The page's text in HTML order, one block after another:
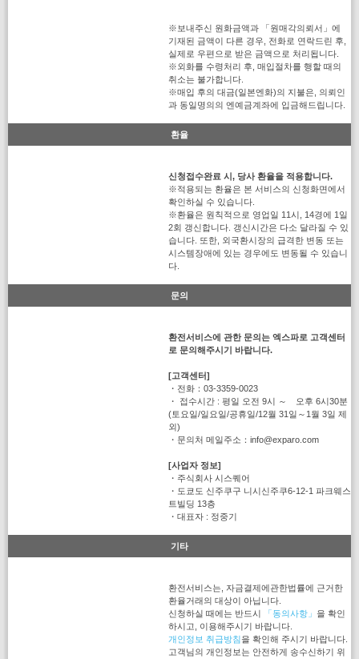
※보내주신 원화금액과 「원매각의뢰서」에
기재된 금액이 다른 경우, 전화로 연락드린 후,
실제로 우편으로 받은 금액으로 처리됩니다.
※외화를 수령처리 후, 매입절차를 행할 때의
취소는 불가합니다.
※매입 후의 대금(일본엔화)의 지불은, 의뢰인
과 동일명의의 엔예금계좌에 입금해드립니다.
환율
신청접수완료 시, 당사 환율을 적용합니다.
※적용되는 환율은 본 서비스의 신청화면에서
확인하실 수 있습니다.
※환율은 원칙적으로 영업일 11시, 14경에 1일
2회 갱신합니다. 갱신시간은 다소 달라질 수 있
습니다. 또한, 외국환시장의 급격한 변동 또는
시스템장애에 있는 경우에도 변동될 수 있습니
다.
문의
환전서비스에 관한 문의는 엑스파로 고객센터
로 문의해주시기 바랍니다.
[고객센터]
・전화：03-3359-0023
・ 접수시간 : 평일 오전 9시 ～ 오후 6시30분
(토요일/일요일/공휴일/12월 31일～1월 3일 제
외)
・문의처 메일주소：info@exparo.com
[사업자 정보]
・주식회사 시스퀘어
・도쿄도 신주쿠구 니시신주쿠6-12-1 파크웨스
트빌딩 13층
・대표자 : 정중기
기타
환전서비스는, 자금결제에관한법률에 근거한
환율거래의 대상이 아닙니다.
신청하실 때에는 반드시
「동의사항」 을 확인
하시고, 이용해주시기 바랍니다.
개인정보 취급방침을 확인해 주시기 바랍니다.
고객님의 개인정보는 안전하게 송수신하기 위